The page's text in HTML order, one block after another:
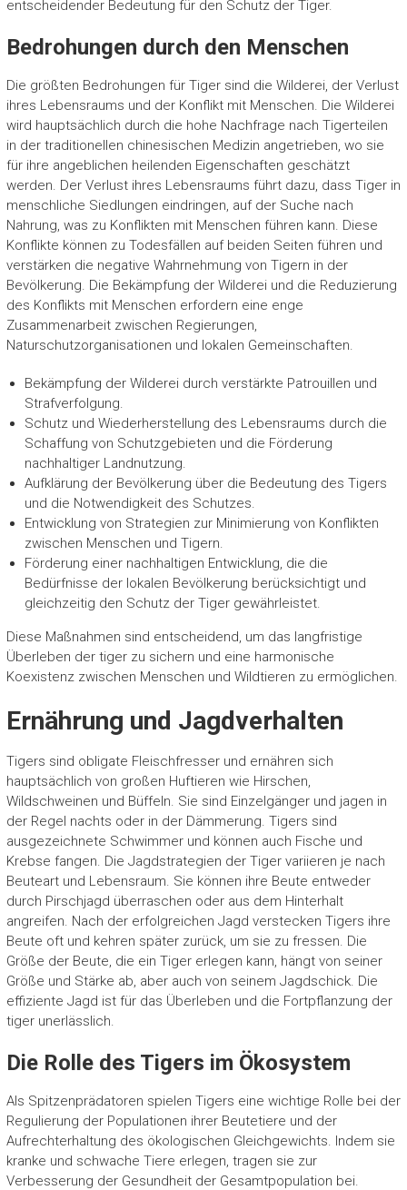
entscheidender Bedeutung für den Schutz der Tiger.
Bedrohungen durch den Menschen
Die größten Bedrohungen für Tiger sind die Wilderei, der Verlust
ihres Lebensraums und der Konflikt mit Menschen. Die Wilderei
wird hauptsächlich durch die hohe Nachfrage nach Tigerteilen
in der traditionellen chinesischen Medizin angetrieben, wo sie
für ihre angeblichen heilenden Eigenschaften geschätzt
werden. Der Verlust ihres Lebensraums führt dazu, dass Tiger in
menschliche Siedlungen eindringen, auf der Suche nach
Nahrung, was zu Konflikten mit Menschen führen kann. Diese
Konflikte können zu Todesfällen auf beiden Seiten führen und
verstärken die negative Wahrnehmung von Tigern in der
Bevölkerung. Die Bekämpfung der Wilderei und die Reduzierung
des Konflikts mit Menschen erfordern eine enge
Zusammenarbeit zwischen Regierungen,
Naturschutzorganisationen und lokalen Gemeinschaften.
Bekämpfung der Wilderei durch verstärkte Patrouillen und
Strafverfolgung.
Schutz und Wiederherstellung des Lebensraums durch die
Schaffung von Schutzgebieten und die Förderung
nachhaltiger Landnutzung.
Aufklärung der Bevölkerung über die Bedeutung des Tigers
und die Notwendigkeit des Schutzes.
Entwicklung von Strategien zur Minimierung von Konflikten
zwischen Menschen und Tigern.
Förderung einer nachhaltigen Entwicklung, die die
Bedürfnisse der lokalen Bevölkerung berücksichtigt und
gleichzeitig den Schutz der Tiger gewährleistet.
Diese Maßnahmen sind entscheidend, um das langfristige
Überleben der tiger zu sichern und eine harmonische
Koexistenz zwischen Menschen und Wildtieren zu ermöglichen.
Ernährung und Jagdverhalten
Tigers sind obligate Fleischfresser und ernähren sich
hauptsächlich von großen Huftieren wie Hirschen,
Wildschweinen und Büffeln. Sie sind Einzelgänger und jagen in
der Regel nachts oder in der Dämmerung. Tigers sind
ausgezeichnete Schwimmer und können auch Fische und
Krebse fangen. Die Jagdstrategien der Tiger variieren je nach
Beuteart und Lebensraum. Sie können ihre Beute entweder
durch Pirschjagd überraschen oder aus dem Hinterhalt
angreifen. Nach der erfolgreichen Jagd verstecken Tigers ihre
Beute oft und kehren später zurück, um sie zu fressen. Die
Größe der Beute, die ein Tiger erlegen kann, hängt von seiner
Größe und Stärke ab, aber auch von seinem Jagdschick. Die
effiziente Jagd ist für das Überleben und die Fortpflanzung der
tiger unerlässlich.
Die Rolle des Tigers im Ökosystem
Als Spitzenprädatoren spielen Tigers eine wichtige Rolle bei der
Regulierung der Populationen ihrer Beutetiere und der
Aufrechterhaltung des ökologischen Gleichgewichts. Indem sie
kranke und schwache Tiere erlegen, tragen sie zur
Verbesserung der Gesundheit der Gesamtpopulation bei.